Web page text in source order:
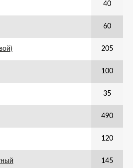
40
60
205
100
35
490
120
145